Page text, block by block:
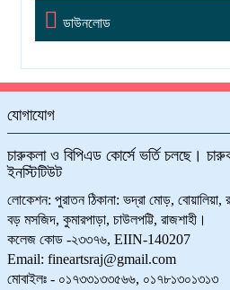
 ডাউনলোড
যোগাযোগ
চারুকলা ও বিপিএড কোর্সে ভর্তি চলছে।
ইনস্টিটিউট
লোকেশন: পুরাতন ঠিকানা: ভদ্রা মোড়, বোয়ালিয়া,
বড় মসজিদ, কুমারপাড়া, চাউলপট্টি, রাজশাহী।
কলেজ কোড -২৩৩৭৬, EIIN-140207
Email: fineartsraj@gmail.com
মোবাইলঃ - ০১৭৩৩১৩৩৫৬৬, ০১৭৮১৩০১৩১৩